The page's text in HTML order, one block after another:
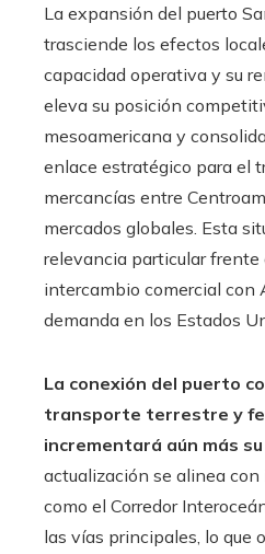
La expansión del puerto
trasciende los efectos
capacidad operativa y su
eleva su posición
mesoamericana y
enlace estratégico para el
mercancías entre
mercados globales. Esta
relevancia particular frente
intercambio comercial con
demanda en los Estados
La conexión del puerto
transporte terrestre y
incrementará aún más
actualización se alinea
como el Corredor
las vías principales, lo que